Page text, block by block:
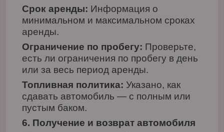
Срок аренды: Информация о
минимальном и максимальном сроках
аренды.
Ограничение по пробегу: Проверьте,
есть ли ограничения по пробегу в день
или за весь период аренды.
Топливная политика: Указано, как
сдавать автомобиль — с полным или
пустым баком.
6. Получение и возврат автомобиля